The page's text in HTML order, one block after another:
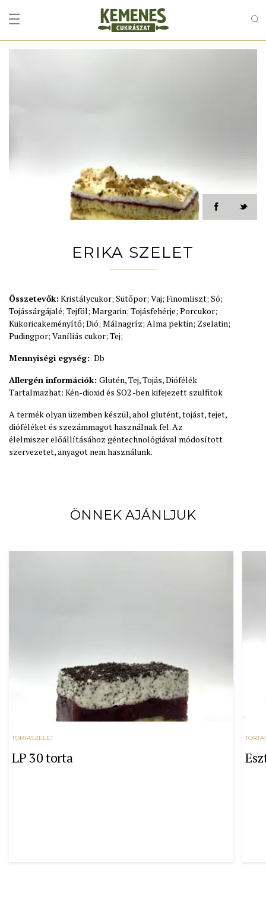
ERIKA SZELET
Összetevők: Kristálycukor; Sütőpor; Vaj; Finomliszt; Só;
Tojássárgájalé; Tejföl; Margarin; Tojásfehérje; Porcukor;
Kukoricakeményítő; Dió; Málnagríz; Alma pektin; Zselatin;
Pudingpor; Vaníliás cukor; Tej;
Mennyiségi egység: Db
Allergén információk: Glutén, Tej, Tojás, Diófélék
Tartalmazhat: Kén-dioxid és SO2 -ben kifejezett szulfitok
A termék olyan üzemben készül, ahol glutént, tojást, tejet,
dióféléket és szezámmagot használnak fel. Az
élelmiszer előállításához géntechnológiával módosított
szervezetet, anyagot nem használunk.
ÖNNEK AJÁNLJUK
TORTASZELET
LP 30 torta